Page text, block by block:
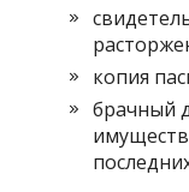
копия
брачный